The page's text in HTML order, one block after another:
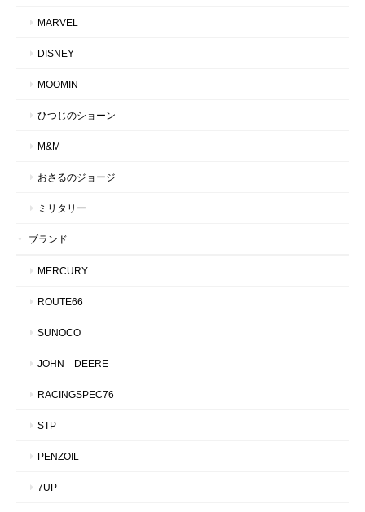
MARVEL
DISNEY
MOOMIN
ひつじのショーン
M&M
おさるのジョージ
ミリタリー
ブランド
MERCURY
ROUTE66
SUNOCO
JOHN DEERE
RACINGSPEC76
STP
PENZOIL
7UP